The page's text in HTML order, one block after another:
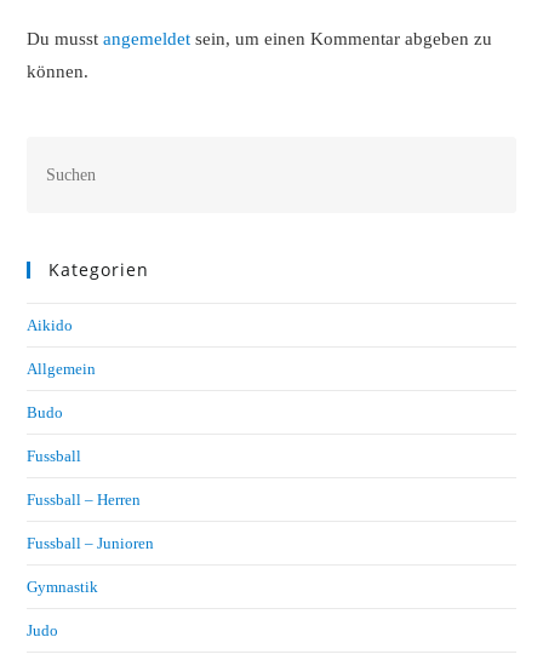
Du musstangemeldet sein, um einen Kommentar abgeben zu
können.
Kategorien
Aikido
Allgemein
Budo
Fussball
Fussball – Herren
Fussball – Junioren
Gymnastik
Judo